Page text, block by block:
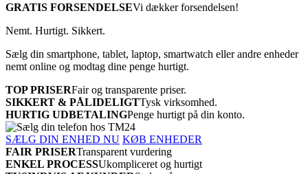
GRATIS FORSENDELSEVi dækker forsendelsen!
Nemt. Hurtigt. Sikkert.
Sælg din smartphone, tablet, laptop, smartwatch eller andre enheder
nemt online og modtag dine penge hurtigt.
TOP PRISERFair og transparente priser.
SIKKERT & PÅLIDELIGTTysk virksomhed.
HURTIG UDBETALINGPenge hurtigt på din konto.
SÆLG DIN ENHED NU KØB ENHEDER
FAIR PRISERTransparent vurdering
ENKEL PROCESSUkompliceret og hurtigt